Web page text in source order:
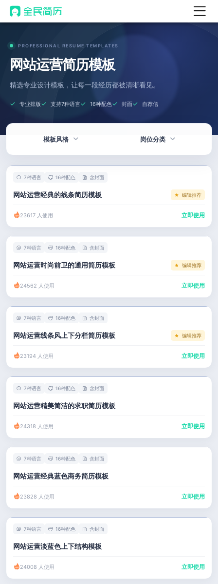
AI 生成简历
AI 优化简历
AI 翻译简历
AI 诊断简历
AI 模拟面试
AI 职场工具 New
简历模板
PROFESSIONAL RESUME TEMPLATES
网站运营简历模板
精选专业设计模板，让每一段经历都被清晰看见。
专业排版 支持7种语言 16种配色 封面 自荐信
模板风格
简洁
应届生
左右分栏
考研复试
岗位分类
产品 / 设计
金融 / 汽车
市场 / 运营
人事 / 行政
房产建筑
7种语言 16种配色 含封面
网站运营经典的线条简历模板 编辑推荐
23617 人使用 立即使用
7种语言 16种配色 含封面
网站运营时尚前卫的通用简历模板 编辑推荐
24562 人使用 立即使用
7种语言 16种配色 含封面
网站运营线条风上下分栏简历模板 编辑推荐
23194 人使用 立即使用
7种语言 16种配色 含封面
网站运营精美简洁的求职简历模板
24318 人使用 立即使用
7种语言 16种配色 含封面
网站运营经典蓝色商务简历模板
23828 人使用 立即使用
7种语言 16种配色 含封面
网站运营淡蓝色上下结构模板
24008 人使用 立即使用